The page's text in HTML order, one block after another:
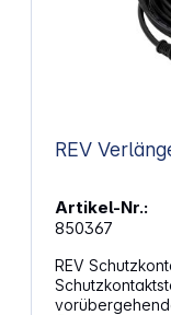
Artikel-Nr.:
850367
REV